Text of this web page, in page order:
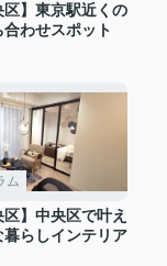
区】東京駅近くの
わせスポット
ム
区】中央区で叶え
暮らしインテリア